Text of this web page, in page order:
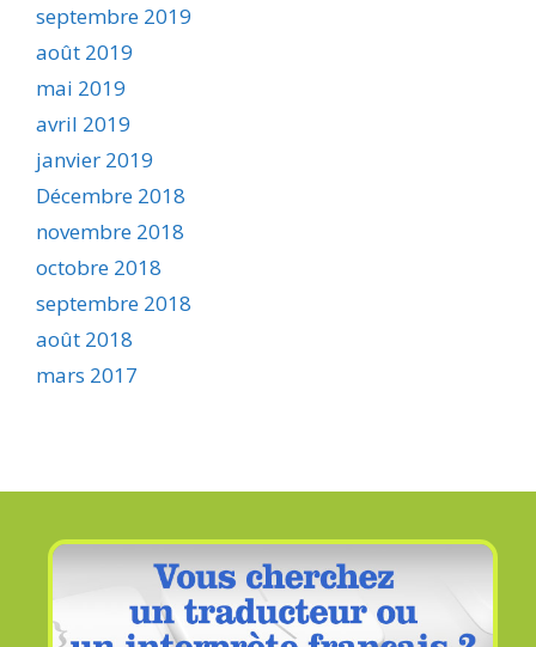
septembre 2019
août 2019
mai 2019
avril 2019
janvier 2019
Décembre 2018
novembre 2018
octobre 2018
septembre 2018
août 2018
mars 2017